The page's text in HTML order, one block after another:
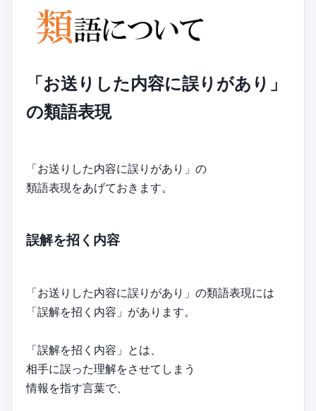
「お送りした内容に誤りがあり」
の類語表現
「お送りした内容に誤りがあり」の
類語表現をあげておきます。
誤解を招く内容
「お送りした内容に誤りがあり」の類語表現には
「誤解を招く内容」があります。
「誤解を招く内容」とは、
相手に誤った理解をさせてしまう
情報を指す言葉で、